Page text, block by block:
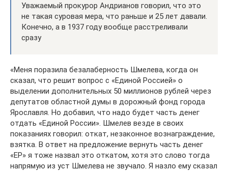
Уважаемый прокурор Андрианов говорил, что это
не такая суровая мера, что раньше и 25 лет давали.
Конечно, а в 1937 году вообще расстреливали
сразу
«Меня поразила безалаберность Шмелева, когда он
сказал, что решит вопрос с «Единой Россией» о
выделении дополнительных 50 миллионов рублей через
депутатов областной думы в дорожный фонд города
Ярославля. Но добавил, что надо будет часть денег
отдать «Единой России». Шмелев везде в своих
показаниях говорил: откат, незаконное вознаграждение,
взятка. В ответ на предложение вернуть часть денег
«ЕР» я тоже назвал это откатом, хотя это слово тогда
напрямую из уст Шмелева не звучало. Я назло ему сказал